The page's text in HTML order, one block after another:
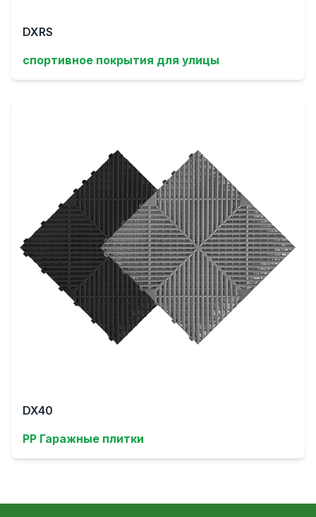
DXRS
спортивное покрытия для улицы
DX40
PP Гаражные плитки